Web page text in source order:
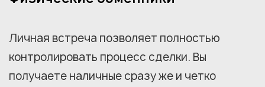
Личная встреча позволяет полностью
контролировать процесс сделки. Вы
получаете наличные сразу же и четко